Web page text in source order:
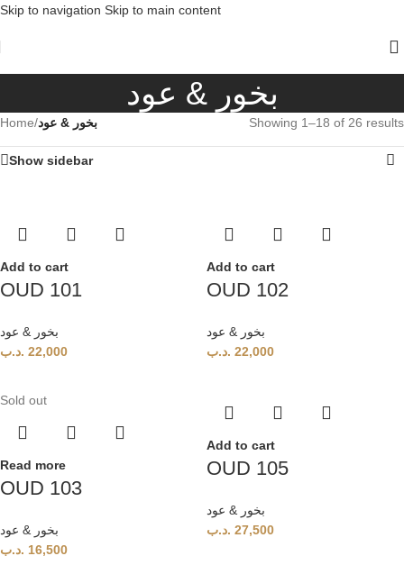
Skip to navigation Skip to main content
بخور & عود
Home/بخور & عود Showing 1–18 of 26 results
Show sidebar
Add to cart
OUD 101
بخور & عود
22,000 .د.ب
Add to cart
OUD 102
بخور & عود
22,000 .د.ب
Sold out
Read more
OUD 103
بخور & عود
16,500 .د.ب
Add to cart
OUD 105
بخور & عود
27,500 .د.ب